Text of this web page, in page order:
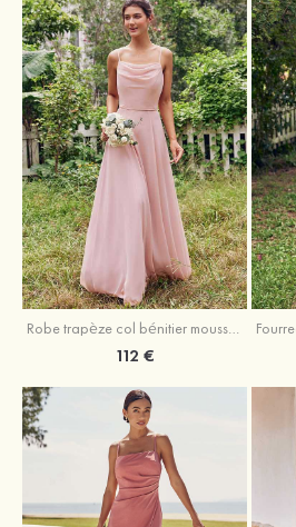
Robe trapèze col bénitier mousseline ras du sol robe de demoiselle d'honneur
112 €